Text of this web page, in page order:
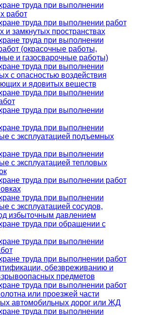
труда при выполнении
работ
труда при выполнении работ
и замкнутых пространствах
труда при выполнении
(окрасочные работы,
и газосварочные работы)
труда при выполнении
с опасностью воздействия
и ядовитых веществ
труда при выполнении
труда при выполнении
труда при выполнении
с эксплуатацией подъемных
труда при выполнении
с эксплуатацией тепловых
труда при выполнении работ
труда при выполнении
с эксплуатацией сосудов,
избыточным давлением
труда при обращении с
труда при выполнении
труда при выполнении работ
обезвреживанию и
предметов
труда при выполнении работ
или проезжей части
автомобильных дорог или ЖД
труда при выполнении